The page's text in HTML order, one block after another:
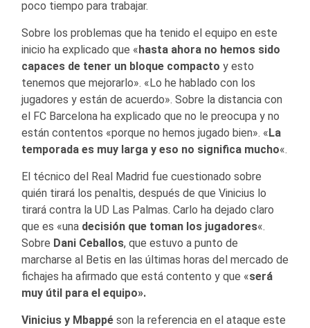
poco tiempo para trabajar.
Sobre los problemas que ha tenido el equipo en este
inicio ha explicado que «hasta ahora no hemos sido
capaces de tener un bloque compacto y esto
tenemos que mejorarlo». «Lo he hablado con los
jugadores y están de acuerdo». Sobre la distancia con
el FC Barcelona ha explicado que no le preocupa y no
están contentos «porque no hemos jugado bien». «La
temporada es muy larga y eso no significa mucho«.
El técnico del Real Madrid fue cuestionado sobre
quién tirará los penaltis, después de que Vinicius lo
tirará contra la UD Las Palmas. Carlo ha dejado claro
que es «una decisión que toman los jugadores«.
Sobre Dani Ceballos, que estuvo a punto de
marcharse al Betis en las últimas horas del mercado de
fichajes ha afirmado que está contento y que «será
muy útil para el equipo».
Vinicius y Mbappé son la referencia en el ataque este